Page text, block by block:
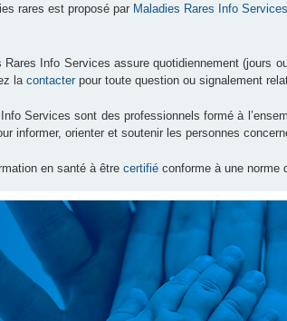
rares est proposé par Maladies Rares Info Services
Rares Info Services assure quotidiennement
la contacter pour toute question ou signalement
Services sont des professionnels formé à
informer, orienter et soutenir les personnes
en santé à être certifié conforme à une norme